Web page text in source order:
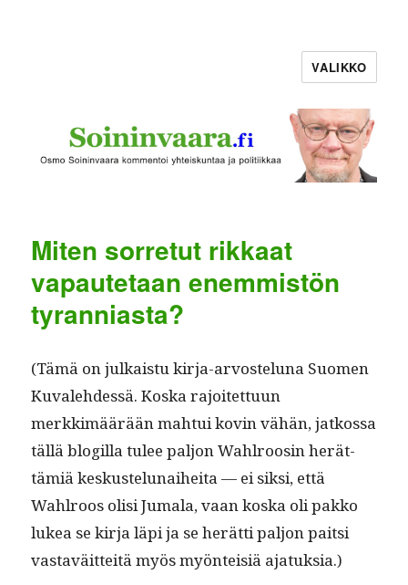
VALIKKO
Miten sorretut rikkaat
vapautetaan enemmistön
tyranniasta?
(Tämä on julka­istu kir­ja-arvostelu­na Suomen
Kuvale­hdessä. Kos­ka rajoitet­tuun
merkkimäärään mah­tui kovin vähän, jatkos­sa
täl­lä blogilla tulee paljon Wahlroosin herät­
tämiä keskustelu­nai­hei­ta — ei sik­si, että
Wahlroos olisi Jumala, vaan kos­ka oli pakko
lukea se kir­ja läpi ja se herät­ti paljon pait­si
vas­taväit­teitä myös myön­teisiä ajatuksia.)